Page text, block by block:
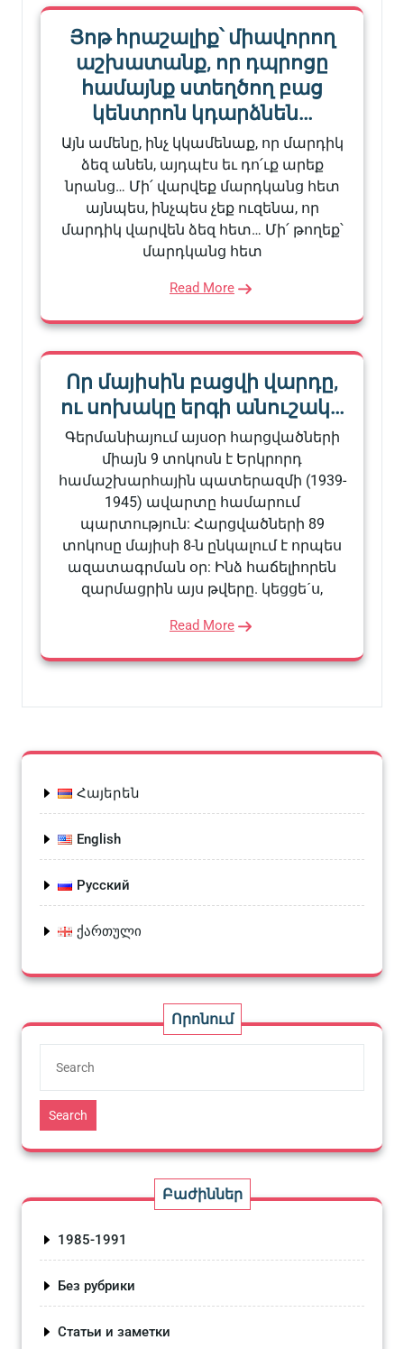
Յոթ հրաշալիք՝ միավորող
աշխատանք, որ դպրոցը
համայնք ստեղծող բաց
կենտրոն կդարձնեն…
Այն ամենը, ինչ կկամենաք, որ մարդիկ
ձեզ անեն, այդպէս եւ դո՛ւք արեք
նրանց… Մի՛ վարվեք մարդկանց հետ
այնպես, ինչպես չեք ուզենա, որ
մարդիկ վարվեն ձեզ հետ… Մի՛ թողեք՝
մարդկանց հետ
Read More
Որ մայիսին բացվի վարդը,
ու սոխակը երգի անուշակ…
Գերմանիայում այսօր հարցվածների
միայն 9 տոկոսն է Երկրորդ
համաշխարհային պատերազմի (1939-
1945) ավարտը համարում
պարտություն: Հարցվածների 89
տոկոսը մայիսի 8-ն ընկալում է որպես
ազատագրման օր: Ինձ հաճելիորեն
զարմացրին այս թվերը. կեցցե´ս,
Read More
Հայերեն
English
Русский
ქართული
Որոնում
Search
Բաժիններ
1985-1991
Без рубрики
Статьи и заметки